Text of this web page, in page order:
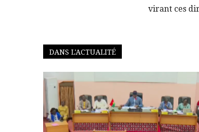
virant ces
DANS L'ACTUALITÉ